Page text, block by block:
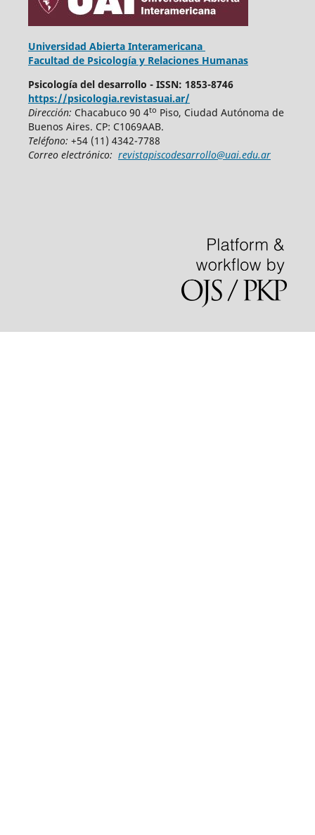
Universidad Abierta Interamericana
Facultad de Psicología y Relaciones Humanas
Psicología del desarrollo - ISSN: 1853-8746
https://psicologia.revistasuai.ar/
Dirección: Chacabuco 90 4to Piso, Ciudad Autónoma de
Buenos Aires. CP: C1069AAB.
Teléfono: +54 (11) 4342-7788
Correo electrónico: revistapiscodesarrollo@uai.edu.ar